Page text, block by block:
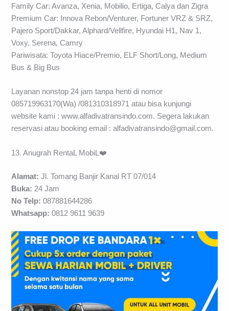
Family Car: Avanza, Xenia, Mobilio, Ertiga, Calya dan Zigra
Premium Car: Innova Rebon/Venturer, Fortuner VRZ & SRZ,
Pajero Sport/Dakkar, Alphard/Vellfire, Hyundai H1, Nav 1,
Voxy, Serena, Camry
Pariwisata: Toyota Hiace/Premio, ELF Short/Long, Medium
Bus & Big Bus
Layanan nonstop 24 jam tanpa henti di nomor
085719963170(Wa) /081310318971 atau bisa kunjungi
website kami : www.alfadivatransindo.com. Segera lakukan
reservasi atau booking email :alfadivatransindo@gmail.com.
13. Anugrah RentaL MobiL❤️
Alamat: Jl. Tomang Banjir Kanal RT 07/014
Buka: 24 Jam
No Telp: 087881644286
Whatsapp: 0812 9611 9639